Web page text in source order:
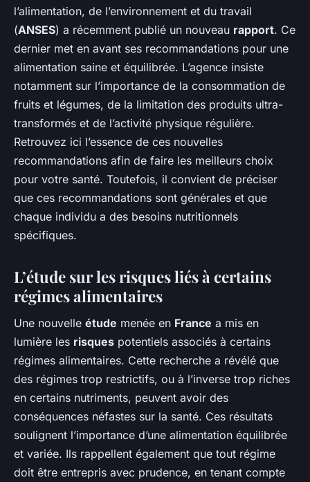
l’alimentation, de l’environnement et du travail
(ANSES) a récemment publié un nouveau rapport. Ce
dernier met en avant ses recommandations pour une
alimentation saine et équilibrée. L’agence insiste
notamment sur l’importance de la consommation de
fruits et légumes, de la limitation des produits ultra-
transformés et de l’activité physique régulière.
Retrouvez ici l’essence de ces nouvelles
recommandations afin de faire les meilleurs choix
pour votre santé. Toutefois, il convient de préciser
que ces recommandations sont générales et que
chaque individu a des besoins nutritionnels
spécifiques.
L’étude sur les risques liés à certains
régimes alimentaires
Une nouvelle étude menée en France a mis en
lumière les risques potentiels associés à certains
régimes alimentaires. Cette recherche a révélé que
des régimes trop restrictifs, ou à l’inverse trop riches
en certains nutriments, peuvent avoir des
conséquences néfastes sur la santé. Ces résultats
soulignent l’importance d’une alimentation équilibrée
et variée. Ils rappellent également que tout régime
doit être entrepris avec prudence, en tenant compte